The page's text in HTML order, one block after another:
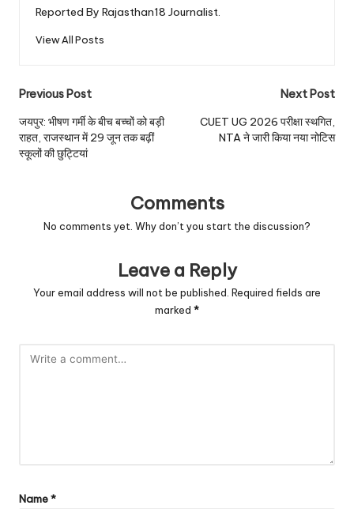
Reported By Rajasthan18 Journalist.
View All Posts
Post
navigation
Previous Post
जयपुर: भीषण गर्मी के बीच बच्चों को बड़ी
राहत, राजस्थान में 29 जून तक बढ़ीं
स्कूलों की छुट्टियां
Next Post
CUET UG 2026 परीक्षा स्थगित,
NTA ने जारी किया नया नोटिस
Comments
No comments yet. Why don’t you start the discussion?
Leave a Reply
Your email address will not be published. Required fields are
marked *
Name*